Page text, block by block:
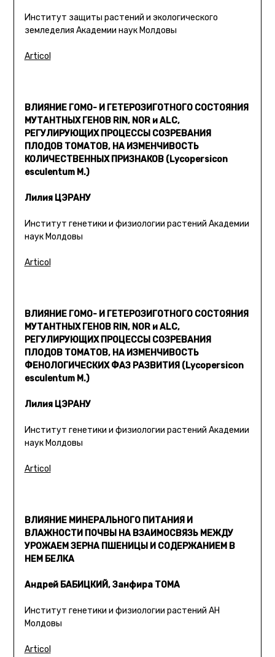
Институт защиты растений и экологического
земледелия Академии наук Молдовы
Articol
ВЛИЯНИЕ ГОМО- И ГЕТЕРОЗИГОТНОГО СОСТОЯНИЯ
МУТАНТНЫХ ГЕНОВ RIN, NOR и ALC,
РЕГУЛИРУЮЩИХ ПРОЦЕССЫ СОЗРЕВАНИЯ
ПЛОДОВ ТОМАТОВ, НА ИЗМЕНЧИВОСТЬ
КОЛИЧЕСТВЕННЫХ ПРИЗНАКОВ (Lycopersicon
esculentum M.)
Лилия ЦЭРАНУ
Институт генетики и физиологии растений Академии
наук Молдовы
Articol
ВЛИЯНИЕ ГОМО- И ГЕТЕРОЗИГОТНОГО СОСТОЯНИЯ
МУТАНТНЫХ ГЕНОВ RIN, NOR и ALC,
РЕГУЛИРУЮЩИХ ПРОЦЕССЫ СОЗРЕВАНИЯ
ПЛОДОВ ТОМАТОВ, НА ИЗМЕНЧИВОСТЬ
ФЕНОЛОГИЧЕСКИХ ФАЗ РАЗВИТИЯ (Lycopersicon
esculentum M.)
Лилия ЦЭРАНУ
Институт генетики и физиологии растений Академии
наук Молдовы
Articol
ВЛИЯНИЕ МИНЕРАЛЬНОГО ПИТАНИЯ И
ВЛАЖНОСТИ ПОЧВЫ НА ВЗАИМОСВЯЗЬ МЕЖДУ
УРОЖАЕМ ЗЕРНА ПШЕНИЦЫ И СОДЕРЖАНИЕМ В
НЕМ БЕЛКА
Андрей БАБИЦКИЙ, Занфира ТОМА
Институт генетики и физиологии растений АН
Молдовы
Articol